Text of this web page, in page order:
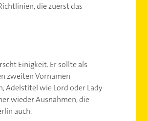
die zuerst das
Einigkeit. Er sollte als
zweiten Vornamen
Adelstitel wie Lord oder Lady
wieder Ausnahmen, die
auch.